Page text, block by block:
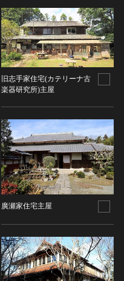
旧志手家住宅(カテリーナ古
楽器研究所)主屋
廣瀬家住宅主屋
WORK（著作権あり-
USE
育目的の利用可）
USE
営利目的の利用可）
UNLOCATABLE
権あり-著作権者不明）
-契約による制限あり）
USE ONLY（著
可）
LEGAL
-他の法的制限あり）
（著作権なし-米国
（著作権未評価）
（著作権未決定）
る限り著作権なし）
る
入力情報をクリア